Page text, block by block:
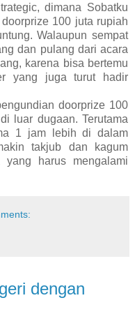
dimana Sobatku
100 juta rupiah
Walaupun sempat
dan pulang dari acara
karena bisa bertemu
yang juga turut hadir
doorprize 100
luar dugaan. Terutama
1 jam lebih di dalam
takjub dan kagum
harus mengalami
dengan